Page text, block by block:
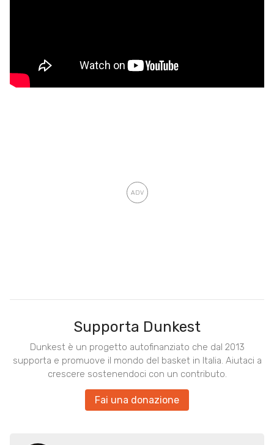
Supporta Dunkest
Dunkest è un progetto autofinanziato che dal 2013
supporta e promuove il mondo del basket in Italia. Aiutaci a
crescere sostenendoci con un contributo.
Fai una donazione